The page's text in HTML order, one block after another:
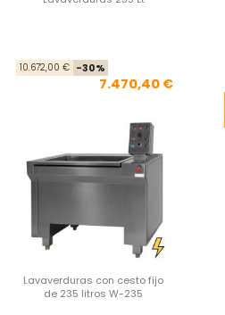
Precio
10.672,00 € -30%
7.470,40 €
Lavaverduras con cesto fijo
de 235 litros W-235